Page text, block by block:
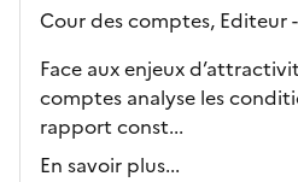
Cour des comptes, Editeur
Face aux enjeux
comptes analyse les
rapport const...
En savoir plus...